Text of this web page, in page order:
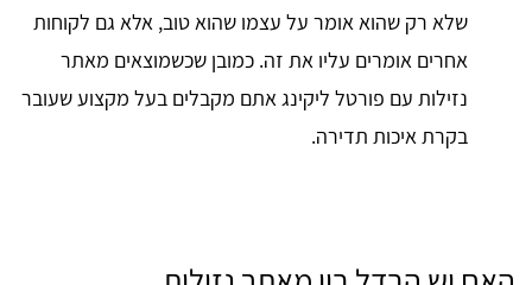
שלא רק שהוא אומר על עצמו שהוא טוב, אלא גם לקוחות
אחרים אומרים עליו את זה. כמובן שכשמוצאים מאתר
נזילות עם פורטל ליקינג אתם מקבלים בעל מקצוע שעובר
בקרת איכות תדירה.